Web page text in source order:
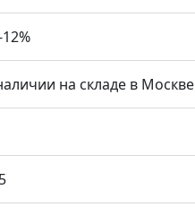
на складе в Москве